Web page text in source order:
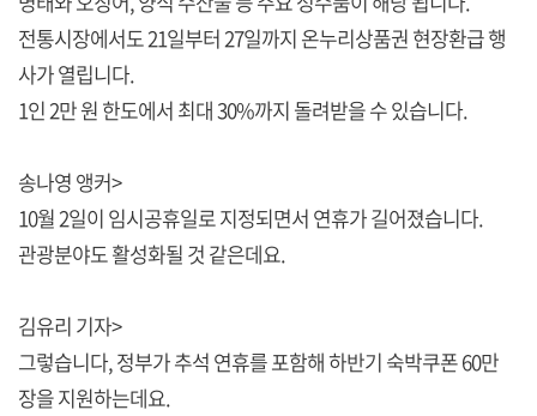
전통시장에서도 21일부터 27일까지 온누리상품권 현장환급 행
사가 열립니다.
1인 2만 원 한도에서 최대 30%까지 돌려받을 수 있습니다.
송나영 앵커>
10월 2일이 임시공휴일로 지정되면서 연휴가 길어졌습니다.
관광분야도 활성화될 것 같은데요.
김유리 기자>
그렇습니다, 정부가 추석 연휴를 포함해 하반기 숙박쿠폰 60만
장을 지원하는데요.